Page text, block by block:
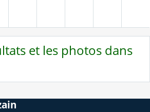
et les photos dans